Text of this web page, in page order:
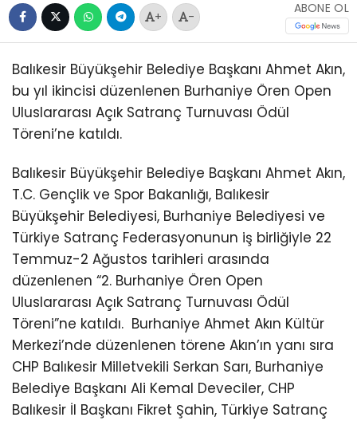
+ -
ABONE OL
Balıkesir Büyükşehir Belediye Başkanı Ahmet Akın,
bu yıl ikincisi düzenlenen Burhaniye Ören Open
Uluslararası Açık Satranç Turnuvası Ödül
Töreni’ne katıldı.
Balıkesir Büyükşehir Belediye Başkanı Ahmet Akın,
T.C. Gençlik ve Spor Bakanlığı, Balıkesir
Büyükşehir Belediyesi, Burhaniye Belediyesi ve
Türkiye Satranç Federasyonunun iş birliğiyle 22
Temmuz-2 Ağustos tarihleri arasında
düzenlenen “2. Burhaniye Ören Open
Uluslararası Açık Satranç Turnuvası Ödül
Töreni”ne katıldı. Burhaniye Ahmet Akın Kültür
Merkezi’nde düzenlenen törene Akın’ın yanı sıra
CHP Balıkesir Milletvekili Serkan Sarı, Burhaniye
Belediye Başkanı Ali Kemal Deveciler, CHP
Balıkesir İl Başkanı Fikret Şahin, Türkiye Satranç